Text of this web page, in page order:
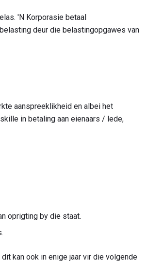
'N Korporasie betaal
deur die belastingopgawes van
aanspreeklikheid en albei het
in betaling aan eienaars / lede,
oprigting by die staat.
kan ook in enige jaar vir die volgende